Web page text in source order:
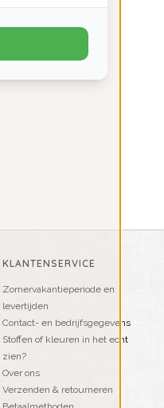
KLANTENSERVICE
Zomervakantieperiode en
levertijden
Contact- en bedrijfsgegevens
Stoffen of kleuren in het echt
zien?
Over ons
Verzenden & retourneren